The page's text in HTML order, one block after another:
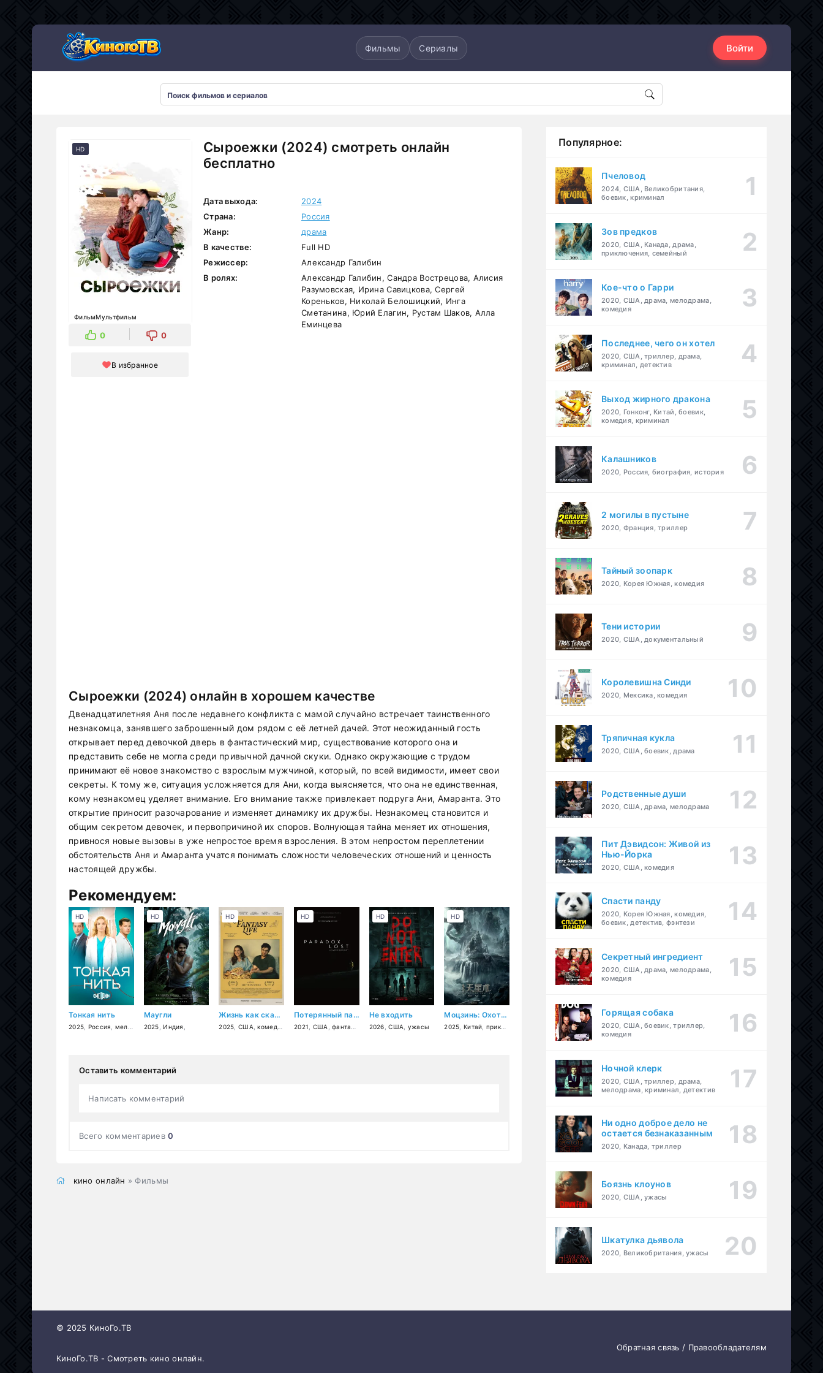
Фильмы Сериалы Войти
Сыроежки (2024) смотреть онлайн
бесплатно
HD
ФильмМультфильм
0 0
В избранное
Дата выхода:
2024
Страна:
Россия
Жанр:
драма
В качестве:
Full HD
Режиссер:
Александр Галибин
В ролях:
Александр Галибин, Сандра Вострецова, Алисия
Разумовская, Ирина Савицкова, Сергей
Кореньков, Николай Белошицкий, Инга
Сметанина, Юрий Елагин, Рустам Шаков, Алла
Еминцева
Сыроежки (2024) онлайн в хорошем качестве
Двенадцатилетняя Аня после недавнего конфликта с мамой случайно встречает таинственного
незнакомца, занявшего заброшенный дом рядом с её летней дачей. Этот неожиданный гость
открывает перед девочкой дверь в фантастический мир, существование которого она и
представить себе не могла среди привычной дачной скуки. Однако окружающие с трудом
принимают её новое знакомство с взрослым мужчиной, который, по всей видимости, имеет свои
секреты. К тому же, ситуация усложняется для Ани, когда выясняется, что она не единственная,
кому незнакомец уделяет внимание. Его внимание также привлекает подруга Ани, Амаранта. Это
открытие приносит разочарование и изменяет динамику их дружбы. Незнакомец становится и
общим секретом девочек, и первопричиной их споров. Волнующая тайна меняет их отношения,
привнося новые вызовы в уже непростое время взросления. В этом непростом переплетении
обстоятельств Аня и Амаранта учатся понимать сложности человеческих отношений и ценность
настоящей дружбы.
Рекомендуем:
Тонкая нить
2025 Россия мелодрама
HD
Маугли
2025 ,Индия
HD
Жизнь как сказка
2025 США ,комедия
HD
Потерянный парадокс
2021 США ,фантастика ,комедия
HD
Не входить
2026 ,США ужасы
HD
Моцзинь: Охотники за легендами
2025 Китай приключения фэнтези
HD
Оставить комментарий
Написать комментарий
Всего комментариев0
кино онлайн » Фильмы
Популярное:
Пчеловод
2024, США, Великобритания,
боевик, криминал
Зов предков
2020, США, Канада, драма,
приключения, семейный
Кое-что о Гарри
2020, США, драма, мелодрама,
комедия
Последнее, чего он хотел
2020, США, триллер, драма,
криминал, детектив
Выход жирного дракона
2020, Гонконг, Китай, боевик,
комедия, криминал
Калашников
2020, Россия, биография, история
2 могилы в пустыне
2020, Франция, триллер
Тайный зоопарк
2020, Корея Южная, комедия
Тени истории
2020, США, документальный
Королевишна Синди
2020, Мексика, комедия
Тряпичная кукла
2020, США, боевик, драма
Родственные души
2020, США, драма, мелодрама
Пит Дэвидсон: Живой из
Нью-Йорка
2020, США, комедия
Спасти панду
2020, Корея Южная, комедия,
боевик, детектив, фэнтези
Секретный ингредиент
2020, США, драма, мелодрама,
комедия
Горящая собака
2020, США, боевик, триллер,
комедия
Ночной клерк
2020, США, триллер, драма,
мелодрама, криминал, детектив
Ни одно доброе дело не
остается безнаказанным
2020, Канада, триллер
Боязнь клоунов
2020, США, ужасы
Шкатулка дьявола
2020, Великобритания, ужасы
© 2025 КиноГо.ТВ
КиноГо.ТВ - Смотреть кино онлайн.
Обратная связь / Правообладателям